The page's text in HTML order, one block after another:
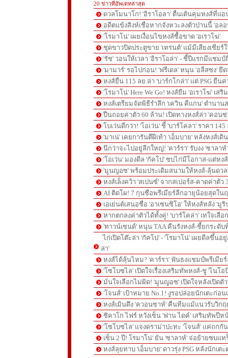
20 ข่าวที่อัพเดทล่าสุด
ดวลโมนาโก! 'อิราโอลา' ตื่นเต้นคุมหงส์ที่แ
อดีตแข้งสิงห์เชื่อหากจังหวะลงตัวป่านนี้ 'อล
'โรมาโน่' เผยเงื่อนไขหงส์ซื้อขาด 'อเราโฆ่'
ชุดขาวปิดประตูขาย 'เทรนต์' แม้มีเสียงเชียร์
'รัช' วอนให้เวลา 'อิราโอล่า' - ชี้ปีแรกมีแชมป์
'มามาร์' รอไปก่อน! 'ฟรีเดล' หนุน 'อลีสซง' ยึ
หงส์ยื่น 115 ลย.ล่า 'บาร์กโกล่า' แต่ PSG ยืนค่
'โรมาโน่' Here We Go! หงส์ยืม 'อเราโฆ่' เสริ
หงส์เตรียมจัดพิธีรำลึก 'เควิน คีแกน' ตำนาน
ปืนถอยค่าตัว 60 ล้าน! เปิดทางหงส์ล่า 'คอนซ่
โบเว่นดีกว่า! 'โอเว่น' ชี้ 'บาร์โคลา' ราคา
'มาเน่' เคยการันตีฝีเท้า 'เอ็มบาย' หลังหงส์เดิ
นึกว่าจะไปอยู่ลีกใหญ่! 'คาร์รา' รับงง 'ซาลา
'โอเว่น' มองดีล 'กัคโป' ซบไก่มีโอกาส-แต่ห
'มูนญอซ' พร้อมประเดิมสนามให้หงส์-ลุ้นดว
หงส์เล็งคว้า 'สเปนซ์' จากสเปอร์ส-คาดค่าตัว
AI ติดโผ! 7 กุนซือพรีเมียร์ลีกอายุน้อยสุดใน
เอเย่นต์เสนอชื่อ 'อาเซนซิโอ' ให้หงส์หลัง 'มู
หากตกลงค่าตัวได้ทั้งคู่! 'บาร์โคล่า' เทใจเลือ
'ทาวน์เซนด์' หนุน TAA คืนรังหงส์-ชี้ยกระดั
ไก่เปิดโต๊ะล่า 'กัคโป' - 'โรมาโน่' เผยดีลขึ้นอ
ล่า'
หงส์ได้ลุ้นไหม? 'คาร์รา' ฟันธงแชมป์พรีเมีย
'โซโบซไล' เปิดใจเรื่องเสริมทัพหงส์-ชู 'ไนโ
มั่นใจเลือกไม่ผิด! 'มูนญอซ' เปิดใจหลังเปิดตั
'โจนส์' เป้าหมาย No.1! งูรอปล่อยนักเตะก่อ
หงส์เมินดึง 'ควอนซาห์' คืนทีมแม้แนวรับวิก
ชิคาโก ไฟร์ หวังเซ็น 'ฟาน ไดค์' เสริมทัพปีห
'โซโบซไล' แจงดราม่าปะทะ 'โจนส์' แค่ถกกั
เซ็น 2 ปี! โรมาโน่' ยัน 'ซาลาห์' จ่อย้ายซบแ
หงส์ลุยทาบ 'เอ็มบาย' ดาวรุ่ง PSG หลังนักเต